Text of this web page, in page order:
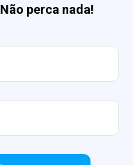
Não perca nada!